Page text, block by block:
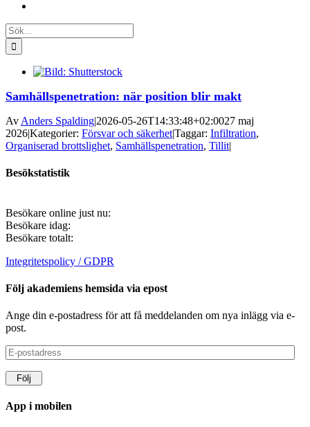
Sök
efter:
Samhällspenetration: när position blir makt
Av Anders Spalding|2026-05-26T14:33:48+02:0027 maj
2026|Kategorier: Försvar och säkerhet|Taggar: Infiltration,
Organiserad brottslighet, Samhällspenetration, Tillit|
Besökstatistik
Besökare online just nu:
Besökare idag:
Besökare totalt:
Integritetspolicy / GDPR
Följ akademiens hemsida via epost
Ange din e-postadress för att få meddelanden om nya inlägg via e-
post.
E-
postadress
Följ
App i mobilen